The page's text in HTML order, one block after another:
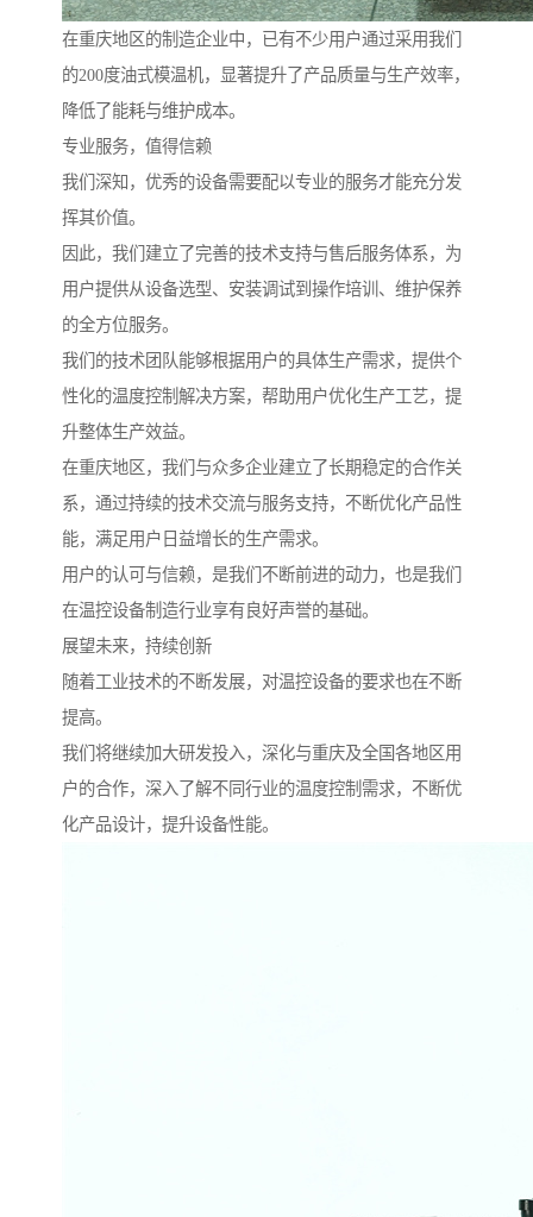
在重庆地区的制造企业中，已有不少用户通过采用我们
的200度油式模温机，显著提升了产品质量与生产效率，
降低了能耗与维护成本。
专业服务，值得信赖
我们深知，优秀的设备需要配以专业的服务才能充分发
挥其价值。
因此，我们建立了完善的技术支持与售后服务体系，为
用户提供从设备选型、安装调试到操作培训、维护保养
的全方位服务。
我们的技术团队能够根据用户的具体生产需求，提供个
性化的温度控制解决方案，帮助用户优化生产工艺，提
升整体生产效益。
在重庆地区，我们与众多企业建立了长期稳定的合作关
系，通过持续的技术交流与服务支持，不断优化产品性
能，满足用户日益增长的生产需求。
用户的认可与信赖，是我们不断前进的动力，也是我们
在温控设备制造行业享有良好声誉的基础。
展望未来，持续创新
随着工业技术的不断发展，对温控设备的要求也在不断
提高。
我们将继续加大研发投入，深化与重庆及全国各地区用
户的合作，深入了解不同行业的温度控制需求，不断优
化产品设计，提升设备性能。